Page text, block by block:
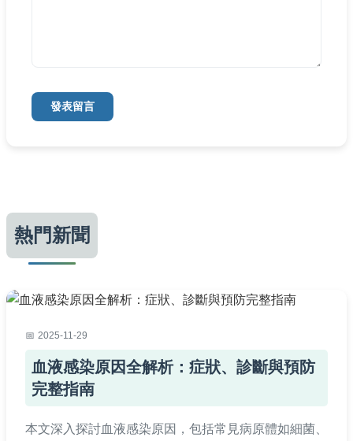
發表留言
熱門新聞
2025-11-29
血液感染原因全解析：症狀、診斷與預防
完整指南
本文深入探討血液感染原因，包括常見病原體如細菌、